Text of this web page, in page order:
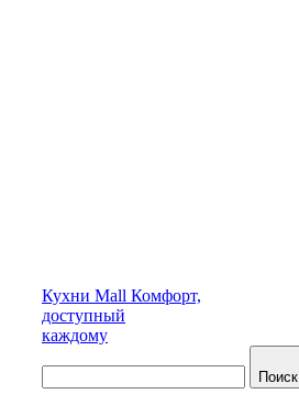
Кухни Mall Комфорт,
доступный
каждому
Поиск